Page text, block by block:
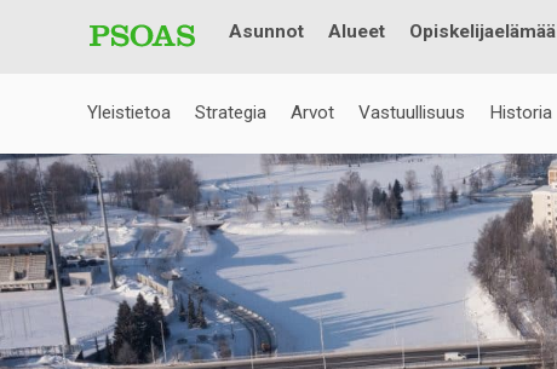
Asunnot Alueet Opiskelijaelämää
Yleistietoa Strategia Arvot Vastuullisuus Historia